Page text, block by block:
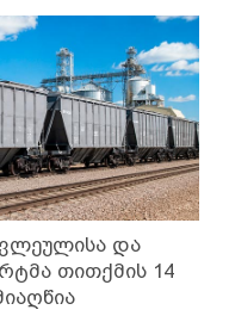
და
თითქმის 14